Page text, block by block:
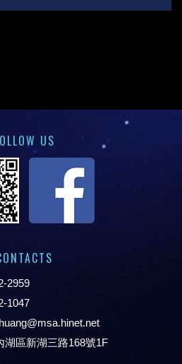
US
2959
1047
湖區新湖三路168號1F